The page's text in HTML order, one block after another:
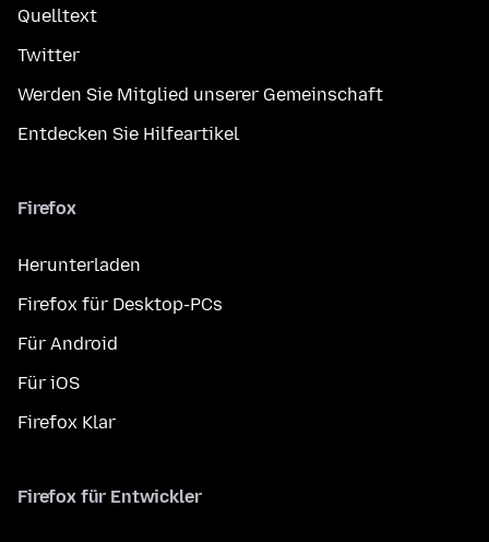
Quelltext
Twitter
Werden Sie Mitglied unserer Gemeinschaft
Entdecken Sie Hilfeartikel
Firefox
Herunterladen
Firefox für Desktop-PCs
Für Android
Für iOS
Firefox Klar
Firefox für Entwickler